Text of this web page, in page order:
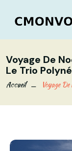
Voyage De
Le Trio
Accueil Voyage